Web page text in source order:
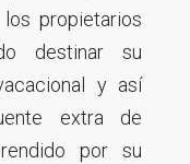
propietarios
destinar su
y así
extra de
por su